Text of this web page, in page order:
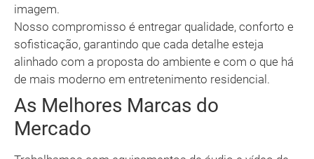
imagem.
Nosso compromisso é entregar qualidade, conforto e
sofisticação, garantindo que cada detalhe esteja
alinhado com a proposta do ambiente e com o que há
de mais moderno em entretenimento residencial.
As Melhores Marcas do
Mercado